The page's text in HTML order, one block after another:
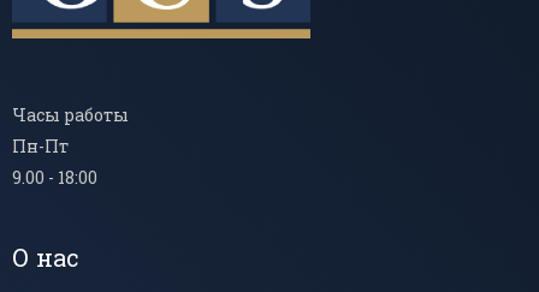
Часы работы
Пн-Пт
9.00 - 18:00
О нас